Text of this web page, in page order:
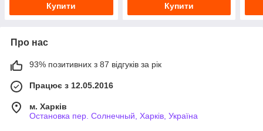
Купити Купити
Про нас
93% позитивних з 87 відгуків за рік
Працює з 12.05.2016
м. Харків
Остановка пер. Солнечный, Харків, Україна